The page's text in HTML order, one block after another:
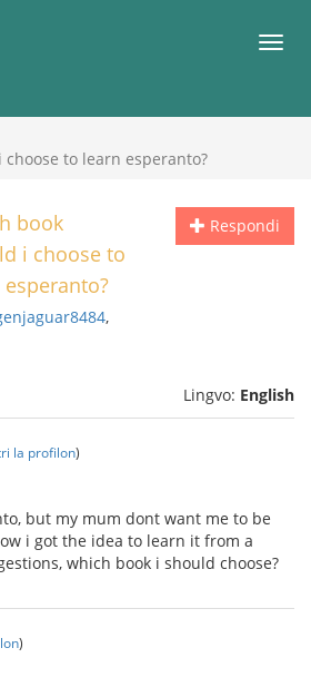
to learn esperanto?
Respondi
book
i choose to
,
Lingvo: English
la profilon)
but my mum dont want me to be
i got the idea to learn it from a
which book i should choose?
)